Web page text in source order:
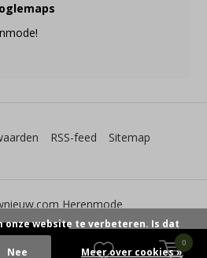
0
Herenmode
RSS-feed Sitemap
onze website te verbeteren. Is dat
Nee Meer over cookies »